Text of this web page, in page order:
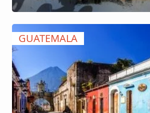
GUATEMALA